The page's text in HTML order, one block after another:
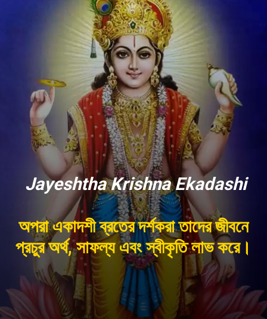
অপরা একাদশী ব্রতের দর্শকরা তাদের জীবনে
প্রচুর অর্থ, সাফল্য এবং স্বীকৃতি লাভ করে।
Jayeshtha Krishna Ekadashi